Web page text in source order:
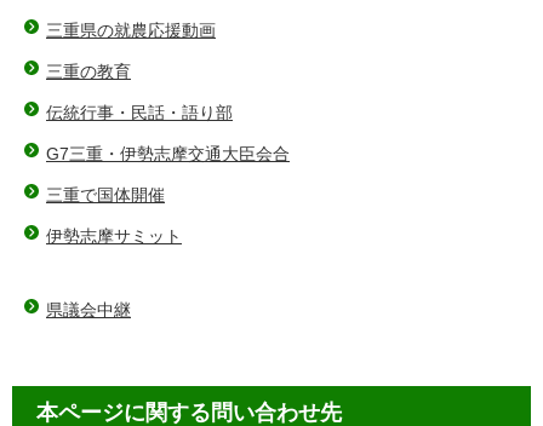
三重県の就農応援動画
三重の教育
伝統行事・民話・語り部
G7三重・伊勢志摩交通大臣会合
三重で国体開催
伊勢志摩サミット
県議会中継
本ページに関する問い合わせ先